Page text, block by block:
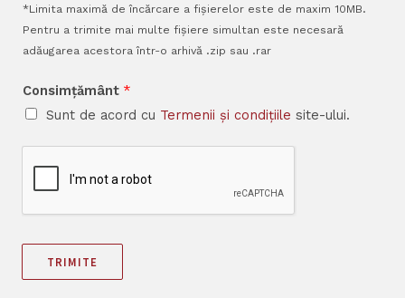
*Limita maximă de încărcare a fișierelor este de maxim 10MB.
Pentru a trimite mai multe fișiere simultan este necesară
adăugarea acestora într-o arhivă .zip sau .rar
Consimțământ *
Sunt de acord cu Termenii și condițiile site-ului.
TRIMITE